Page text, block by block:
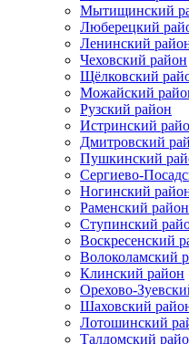
Мытищинский
Люберецкий
Ленинский
Чеховский район
Щёлковский
Можайский
Рузский район
Истринский
Дмитровский
Пушкинский
Сергиево-
Ногинский
Раменский район
Ступинский
Воскресенский
Волоколамский
Клинский район
Орехово-
Шаховский
Лотошинский
Талдомский